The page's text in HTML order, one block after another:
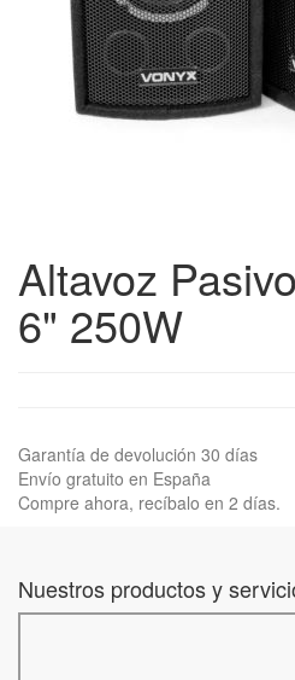
Altavoz
6" 250W
Garantía de devolución 30 días
Envío gratuito en España
Compre ahora, recíbalo en 2 días.
Nuestros productos y